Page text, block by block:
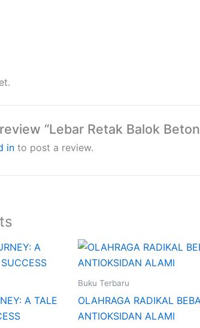
“Lebar Retak Balok
into post a review.
A TALE
Buku Terbaru
OLAHRAGA RADIKAL
ANTIOKSIDAN ALAMI